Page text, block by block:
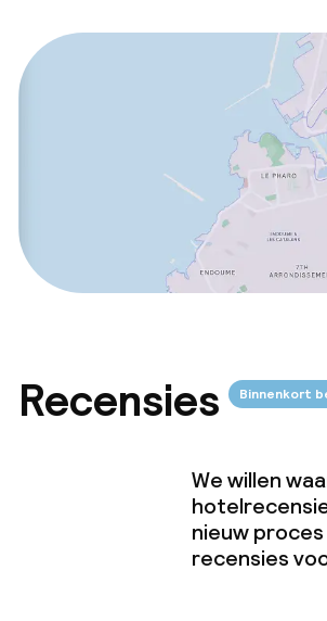
Recensies Binnenkort
We willen
nieuw
recensies